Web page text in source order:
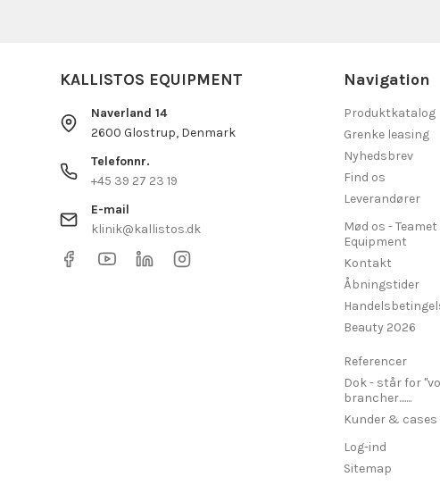
KALLISTOS EQUIPMENT
Naverland 14
2600 Glostrup, Denmark
Telefonnr.
+45 39 27 23 19
E-mail
klinik@kallistos.dk
Navigation
Produktkatalog
Grenke leasing
Nyhedsbrev
Find os
Leverandører
Mød os -
Equipment
Kontakt
Åbningstider
Beauty 2026
Referencer
Dok - står for
brancher.......
Kunder & cases
Log-ind
Sitemap